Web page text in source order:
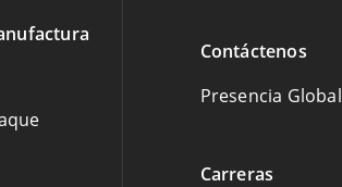
Contáctenos
Presencia Global
Carreras